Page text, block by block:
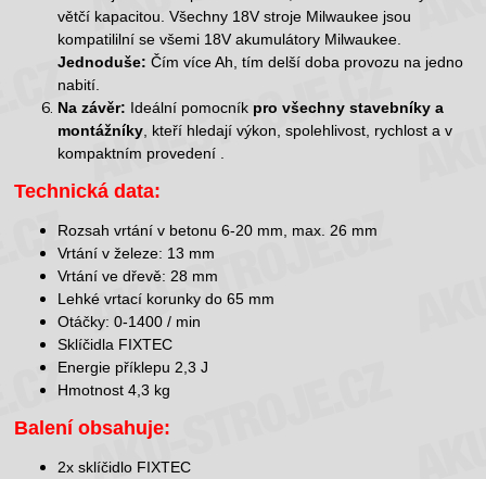
větčí kapacitou. Všechny 18V stroje Milwaukee jsou
kompatililní se všemi 18V akumulátory Milwaukee.
Jednoduše: Čím více Ah, tím delší doba provozu na jedno
nabití.
Na závěr: Ideální pomocník pro všechny stavebníky a
montážníky , kteří hledají výkon, spolehlivost, rychlost a v
kompaktním provedení .
Technická data:
Rozsah vrtání v betonu 6-20 mm, max. 26 mm
Vrtání v železe: 13 mm
Vrtání ve dřevě: 28 mm
Lehké vrtací korunky do 65 mm
Otáčky: 0-1400 / min
Sklíčidla FIXTEC
Energie příklepu 2,3 J
Hmotnost 4,3 kg
Balení obsahuje:
2x sklíčidlo FIXTEC